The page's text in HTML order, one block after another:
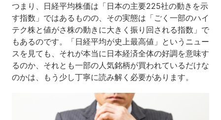
つまり、日経平均株価は「日本の主要225社の動きを示
す指数」ではあるものの、その実態は「ごく一部のハイ
テク株と値がさ株の動きに大きく振り回される指数」で
もあるのです。「日経平均が史上最高値」というニュー
スを見ても、それが本当に日本経済全体の好調を意味す
るのか、それとも一部の人気銘柄が買われているだけな
のかは、もう少し丁寧に読み解く必要があります。